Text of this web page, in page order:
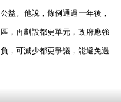
益。他說，條例通過一年後，
，再劃設都更單元，政府應強
，可減少都更爭議，能避免過